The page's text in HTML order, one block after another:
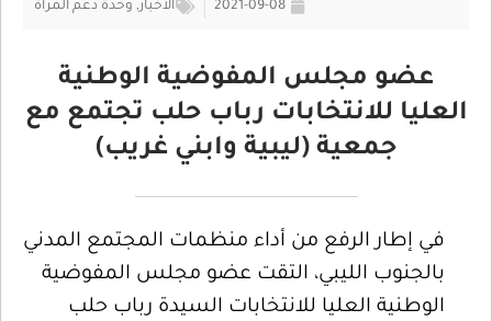
2021-09-08 الأخبار, وحدة دعم المرأة
عضو مجلس المفوضية الوطنية
العليا للانتخابات رباب حلب تجتمع مع
جمعية (ليبية وابني غريب)
في إطار الرفع من أداء منظمات المجتمع المدني
بالجنوب الليبي، التقت عضو مجلس المفوضية
الوطنية العليا للانتخابات السيدة رباب حلب